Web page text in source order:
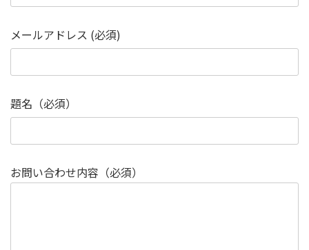
メールアドレス (必須)
題名（必須）
お問い合わせ内容（必須）